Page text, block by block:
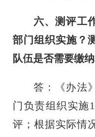
六、测评工
部门组织实施？
队伍是否需要缴
答：《办法
门负责组织实施1
评；根据实际情